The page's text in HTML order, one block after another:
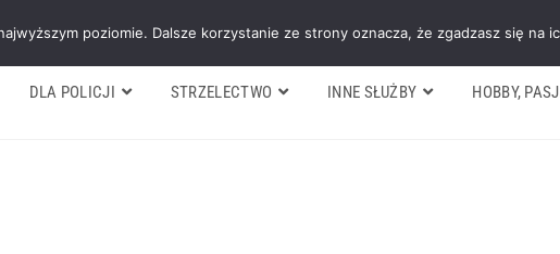
DLA POLICJI STRZELECTWO INNE SŁUŻBY HOBBY,
poziomie. Dalsze korzystanie ze strony oznacza, że zgadzasz się na